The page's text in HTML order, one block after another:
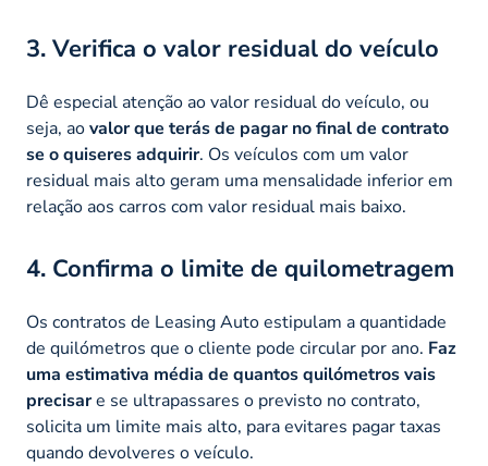
3. Verifica o valor residual do veículo
Dê especial atenção ao valor residual do veículo, ou
seja, aovalor que terás de pagar no final de contrato
se o quiseres adquirir. Os veículos com um valor
residual mais alto geram uma mensalidade inferior em
relação aos carros com valor residual mais baixo.
4. Confirma o limite de quilometragem
Os contratos de Leasing Auto estipulam a quantidade
de quilómetros que o cliente pode circular por ano. Faz
uma estimativa média de quantos quilómetros vais
precisare se ultrapassares o previsto no contrato,
solicita um limite mais alto, para evitares pagar taxas
quando devolveres o veículo.